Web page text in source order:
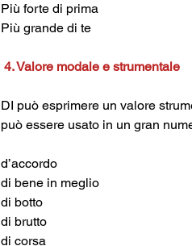
Più forte di prima
Più grande di te
4. Valore modale e strumentale
DI può esprimere un valore
può essere usato in un gran
di botto
di brutto
di corsa